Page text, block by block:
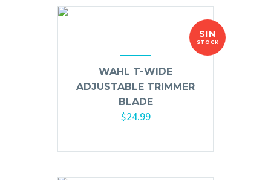
SIN
STOCK
WAHL T-WIDE
ADJUSTABLE TRIMMER
BLADE
$24.99